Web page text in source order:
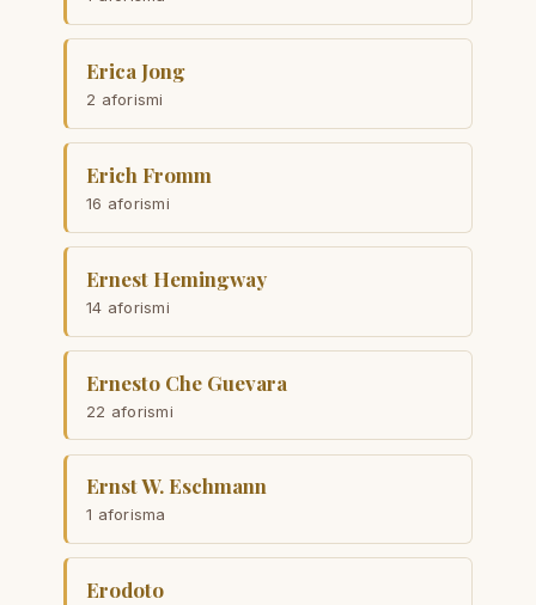
Erica Jong
2 aforismi
Erich Fromm
16 aforismi
Ernest Hemingway
14 aforismi
Ernesto Che Guevara
22 aforismi
Ernst W. Eschmann
1 aforisma
Erodoto